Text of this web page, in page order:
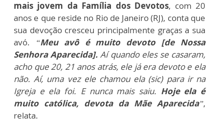
mais jovem da Família dos Devotos, com 20
anos e que reside no Rio de Janeiro (RJ), conta que
sua devoção cresceu principalmente graças a sua
avó. “Meu avô é muito devoto [de Nossa
Senhora Aparecida]. Aí quando eles se casaram,
acho que 20, 21 anos atrás, ele já era devoto e ela
não. Aí, uma vez ele chamou ela (sic) para ir na
Igreja e ela foi. E nunca mais saiu. Hoje ela é
muito católica, devota da Mãe Aparecida”,
relata.